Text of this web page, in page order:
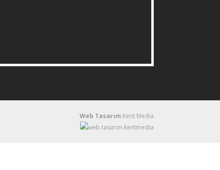
Web Tasarım Kent Media